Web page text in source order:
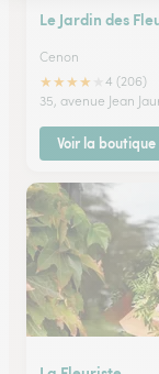
Le Jardin des
Cenon
★★★★
4 (206)
35, avenue Jean
Voir la boutique